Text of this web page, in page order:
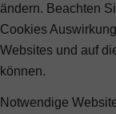
ändern. Beachten
Cookies
Websites und auf
können.
Notwendige